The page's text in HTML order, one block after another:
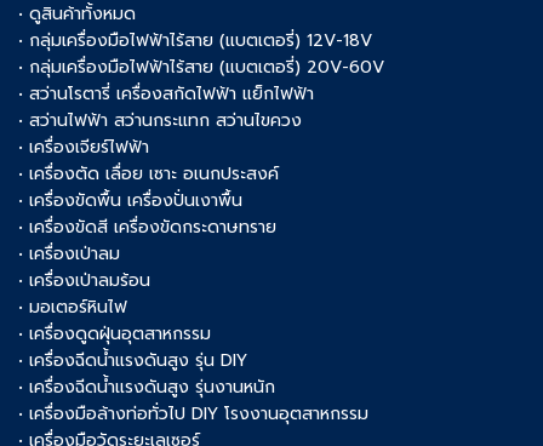
• ดูสินค้าทั้งหมด
• กลุ่มเครื่องมือไฟฟ้าไร้สาย (แบตเตอรี่) 12V-18V
• กลุ่มเครื่องมือไฟฟ้าไร้สาย (แบตเตอรี่) 20V-60V
• สว่านโรตารี่ เครื่องสกัดไฟฟ้า แย็กไฟฟ้า
• สว่านไฟฟ้า สว่านกระแทก สว่านไขควง
• เครื่องเจียร์ไฟฟ้า
• เครื่องตัด เลื่อย เซาะ อเนกประสงค์
• เครื่องขัดพื้น เครื่องปั่นเงาพื้น
• เครื่องขัดสี เครื่องขัดกระดาษทราย
• เครื่องเป่าลม
• เครื่องเป่าลมร้อน
• มอเตอร์หินไฟ
• เครื่องดูดฝุ่นอุตสาหกรรม
• เครื่องฉีดน้ำแรงดันสูง รุ่น DIY
• เครื่องฉีดน้ำแรงดันสูง รุ่นงานหนัก
• เครื่องมือล้างท่อทั่วไป DIY โรงงานอุตสาหกรรม